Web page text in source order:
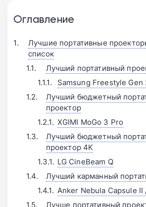
Оглавление
Лучшие портативные
список
Лучший портативный
Samsung Freestyle Gen
Лучший бюджетный
проектор
XGIMI MoGo 3 Pro
Лучший бюджетный
проектор 4K
LG CineBeam Q
Лучший карманный
Anker Nebula Capsule II
Лучше портативный